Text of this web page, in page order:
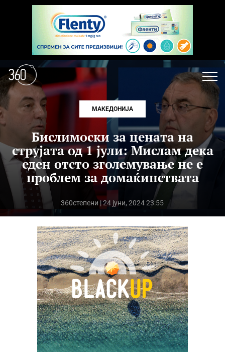
МАКЕДОНИЈА
Бислимоски за цената на
струјата од 1 јули: Мислам дека
еден отсто зголемување не е
проблем за домаќинствата
360степени| 24 јуни, 2024 23:55